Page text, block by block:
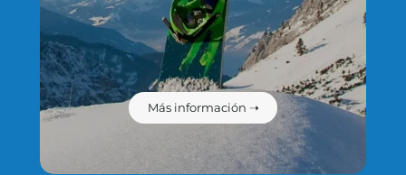
Más información ➝